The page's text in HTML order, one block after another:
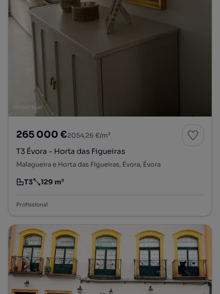
265 000 €2054,26 €/m²
T3 Évora - Horta das Figueiras
Malagueira e Horta das Figueiras, Évora, Évora
Tipologia
T3
Preço por metro quadrado
129 m²
Profissional